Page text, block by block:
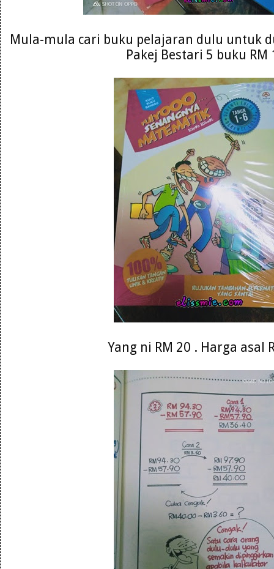
Mula-mula cari buku pelajaran dulu untuk
Pakej Bestari 5 buku RM
Yang ni RM 20 . Harga asal